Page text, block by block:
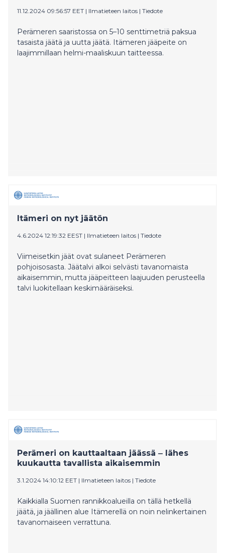
11.12.2024 09:56:57 EET | Ilmatieteen laitos | Tiedote
Perämeren saaristossa on 5–10 senttimetriä paksua
tasaista jäätä ja uutta jäätä. Itämeren jääpeite on
laajimmillaan helmi-maaliskuun taitteessa.
Itämeri on nyt jäätön
4.6.2024 12:19:32 EEST | Ilmatieteen laitos | Tiedote
Viimeisetkin jäät ovat sulaneet Perämeren
pohjoisosasta. Jäätalvi alkoi selvästi tavanomaista
aikaisemmin, mutta jääpeitteen laajuuden perusteella
talvi luokitellaan keskimääräiseksi.
Perämeri on kauttaaltaan jäässä ‒ lähes
kuukautta tavallista aikaisemmin
3.1.2024 14:10:12 EET | Ilmatieteen laitos | Tiedote
Kaikkialla Suomen rannikkoalueilla on tällä hetkellä
jäätä, ja jäällinen alue Itämerellä on noin nelinkertainen
tavanomaiseen verrattuna.